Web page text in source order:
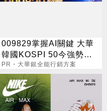
009829掌握AI關鍵 大華
韓國KOSPI 50今強勢開
募
PR・大華銀全能行銷方案